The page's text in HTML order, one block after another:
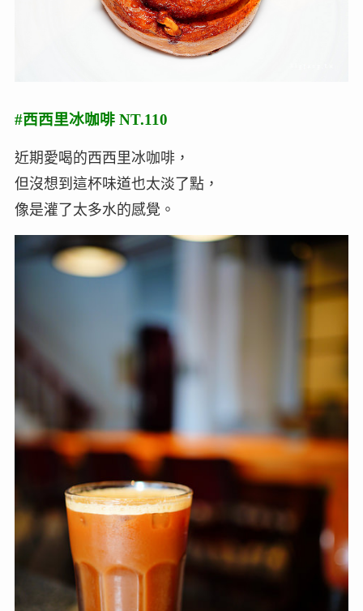
#西西里冰咖啡 NT.110
近期愛喝的西西里冰咖啡，
但沒想到這杯味道也太淡了點，
像是灌了太多水的感覺。